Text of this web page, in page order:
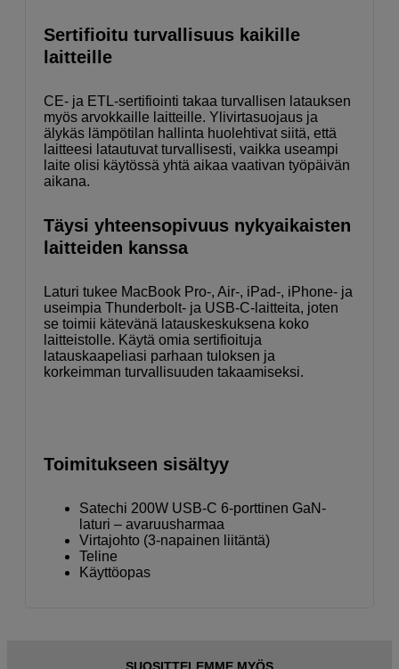
Sertifioitu turvallisuus kaikille
laitteille
CE- ja ETL-sertifiointi takaa turvallisen latauksen
myös arvokkaille laitteille. Ylivirtasuojaus ja
älykäs lämpötilan hallinta huolehtivat siitä, että
laitteesi latautuvat turvallisesti, vaikka useampi
laite olisi käytössä yhtä aikaa vaativan työpäivän
aikana.
Täysi yhteensopivuus nykyaikaisten
laitteiden kanssa
Laturi tukee MacBook Pro-, Air-, iPad-, iPhone- ja
useimpia Thunderbolt- ja USB-C-laitteita, joten
se toimii kätevänä latauskeskuksena koko
laitteistolle. Käytä omia sertifioituja
latauskaapeliasi parhaan tuloksen ja
korkeimman turvallisuuden takaamiseksi.
Toimitukseen sisältyy
Satechi 200W USB-C 6-porttinen GaN-
laturi – avaruusharmaa
Virtajohto (3-napainen liitäntä)
Teline
Käyttöopas